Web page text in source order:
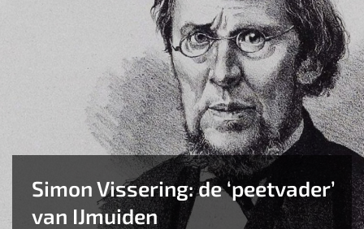
Simon Vissering: de ‘peetvader’
van IJmuiden